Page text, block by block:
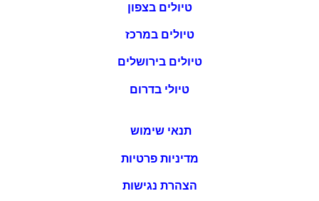
טיולים בצפון
טיולים במרכז
טיולים בירושלים
טיולי בדרום
תנאי שימוש
מדיניות פרטיות
הצהרת נגישות